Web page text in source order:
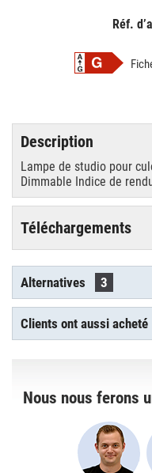
Réf.
Description
Lampe de studio pour
Dimmable Indice de
Téléchargements
Alternatives 3
Clients ont aussi acheté
Nous nous ferons